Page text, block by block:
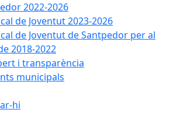
2022-2026
de Joventut 2023-2026
de Joventut de Santpedor per al
2018-2022
i transparència
municipals
hi